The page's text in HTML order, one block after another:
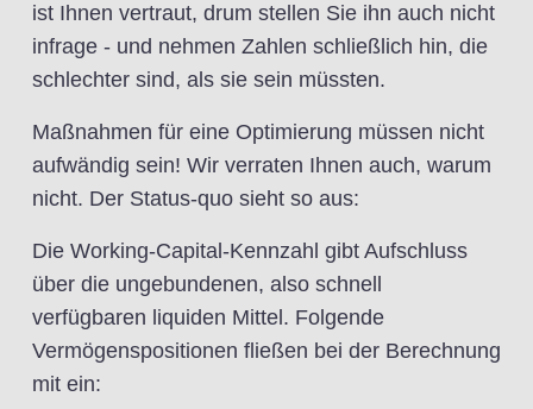
ist Ihnen vertraut, drum stellen Sie ihn auch nicht
infrage - und nehmen Zahlen schließlich hin, die
schlechter sind, als sie sein müssten.
Maßnahmen für eine Optimierung müssen nicht
aufwändig sein! Wir verraten Ihnen auch, warum
nicht. Der Status-quo sieht so aus:
Die Working-Capital-Kennzahl gibt Aufschluss
über die ungebundenen, also schnell
verfügbaren liquiden Mittel. Folgende
Vermögenspositionen fließen bei der Berechnung
mit ein: